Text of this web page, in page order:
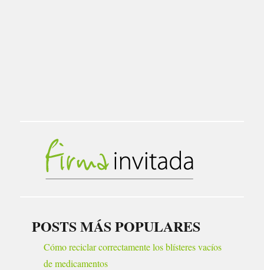
POSTS MÁS POPULARES
Cómo reciclar correctamente los blísteres vacíos
de medicamentos